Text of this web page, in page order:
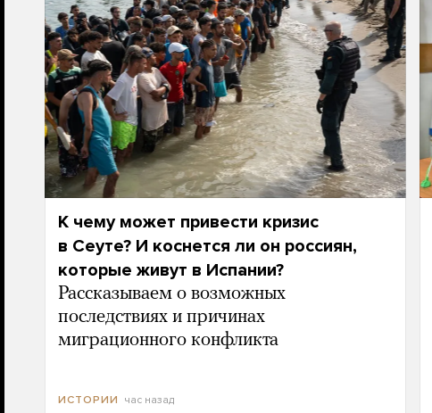
К чему может привести кризис
в Сеуте? И коснется ли он россиян,
которые живут в Испании?
Рассказываем о возможных
последствиях и причинах
миграционного конфликта
ИСТОРИИ час назад